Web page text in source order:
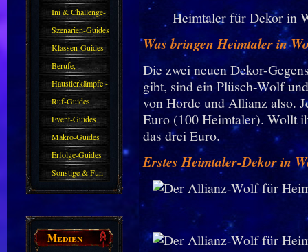
Ini & Challenge-
Guides
Szenarien-Guides
Klassen-Guides
Berufe,
Farmkarten und
Haustiere
Haustierkämpfe -
Guide
Ruf-Guides
Event-Guides
Makro-Guides
Erfolge-Guides
Sonstige & Fun-
Guides
Medien
Heimtaler für Dekor in
Was bringen Heimtaler in
Die zwei neuen Dekor-
gibt, sind ein Plüsch-Wolf
von Horde und Allianz also.
Euro (100 Heimtaler). Wollt
das drei Euro.
Erstes Heimtaler-Dekor in